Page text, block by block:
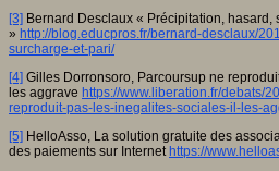
[3] Bernard Desclaux « Précipitation, hasard,
» http://blog.educpros.fr/bernard-desclaux/
surcharge-et-pari/
[4] Gilles Dorronsoro, Parcoursup ne
les aggrave https://www.liberation.fr/debats/
reproduit-pas-les-inegalites-sociales-il-les-
[5] HelloAsso, La solution gratuite des
des paiements sur Internet https://